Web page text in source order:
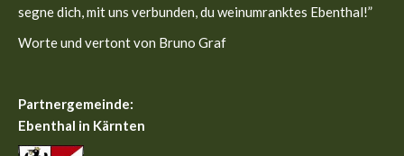
segne dich, mit uns verbunden, du weinumranktes Ebenthal!”
Worte und vertont von Bruno Graf
Partnergemeinde:
Ebenthal in Kärnten